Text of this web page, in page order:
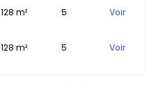
128 m² 5 Voir
128 m² 5 Voir